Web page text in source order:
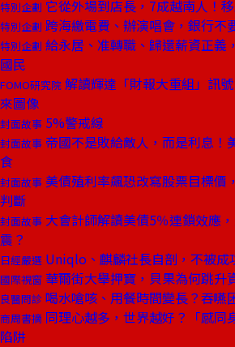
特別企劃 它從外場到店長，7成越南人！
特別企劃 跨海繳電費、辦演唱會，銀行不
特別企劃 給永居、准轉職、歸還薪資正義
國民
FOMO研究院 解讀輝達「財報大重組」訊
來圖像
封面故事 5%警戒線
封面故事 帝國不是敗給敵人，而是利息！
食
封面故事 美債殖利率飆恐改寫股票目標價
判斷
封面故事 大會計師解讀美債5％連鎖效應
震？
日經嚴選 Uniqlo、麒麟社長自剖，不被成
國際視窗 華爾街大舉押寶，貝果為何跳升
良醫問診 喝水嗆咳、用餐時間變長？吞嚥
商周書摘 同理心越多，世界越好？「感同
陷阱